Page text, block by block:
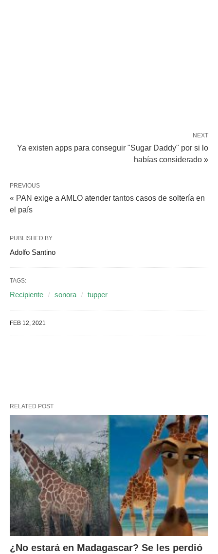
NEXT
Ya existen apps para conseguir "Sugar Daddy" por si lo
habías considerado »
PREVIOUS
« PAN exige a AMLO atender tantos casos de soltería en
el país
PUBLISHED BY
Adolfo Santino
TAGS:
Recipiente sonora tupper
FEB 12, 2021
RELATED POST
¿No estará en Madagascar? Se les perdió